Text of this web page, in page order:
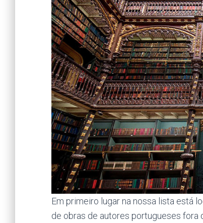
Em primeiro lugar na nossa lista está
de obras de autores portugueses